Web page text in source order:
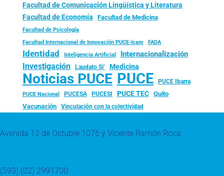
Facultad de Comunicación Lingüística y Literatura
Facultad de Economía Facultad de Medicina
Facultad de Psicología
Facultad Internacional de Innovación PUCE-Icam FADA
Identidad Inteligencia Artificial Internacionalización
Investigación Laudato Si’ Medicina
Noticias PUCE PUCE PUCE Ibarra
PUCE Nacional PUCESA PUCESI PUCE TEC
Quito
Vacunación
Vinculación con la colectividad
Avenida 12 de Octubre 1076 y Vicente Ramón Roca
(593) (02) 2991700